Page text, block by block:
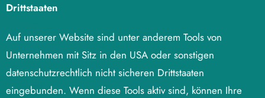
Drittstaaten
Auf unserer Website sind unter anderem Tools von
Unternehmen mit Sitz in den USA oder sonstigen
datenschutzrechtlich nicht sicheren Drittstaaten
eingebunden. Wenn diese Tools aktiv sind, können Ihre